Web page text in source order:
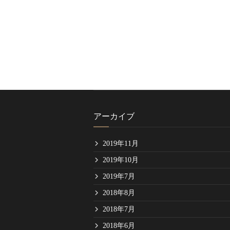
アーカイブ
2019年11月
2019年10月
2019年7月
2018年8月
2018年7月
2018年6月